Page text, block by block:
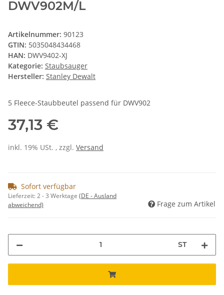
DWV902M/L
Artikelnummer: 90123
GTIN: 5035048434468
HAN: DWV9402-XJ
Kategorie: Staubsauger
Hersteller: Stanley Dewalt
5 Fleece-Staubbeutel passend für DWV902
37,13 €
inkl. 19% USt. , zzgl. Versand
Sofort verfügbar
Lieferzeit:2 - 3 Werktage (DE - Ausland
abweichend)
Frage zum Artikel
ST